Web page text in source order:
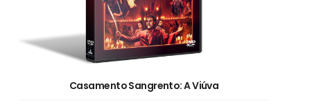
Casamento Sangrento: A Viúva